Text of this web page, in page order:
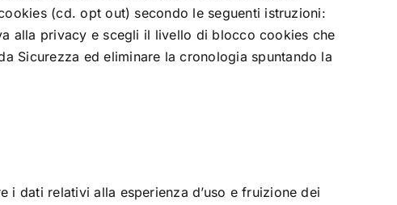
(cd. opt out) secondo le seguenti istruzioni:
alla privacy e scegli il livello di blocco cookies che
Sicurezza ed eliminare la cronologia spuntando la
dati relativi alla esperienza d’uso e fruizione dei